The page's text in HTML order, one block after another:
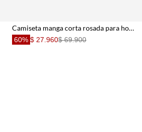
Camiseta manga corta rosada para hombre
60% $ 27.960$ 69.900